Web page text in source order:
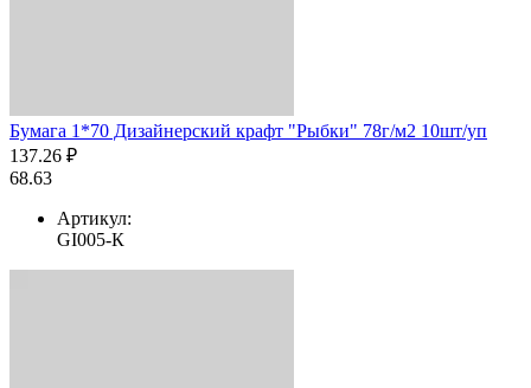
Бумага 1*70 Дизайнерский крафт "Рыбки" 78г/м2 10шт/уп
137.26 ₽
68.63
Артикул:
GI005-К